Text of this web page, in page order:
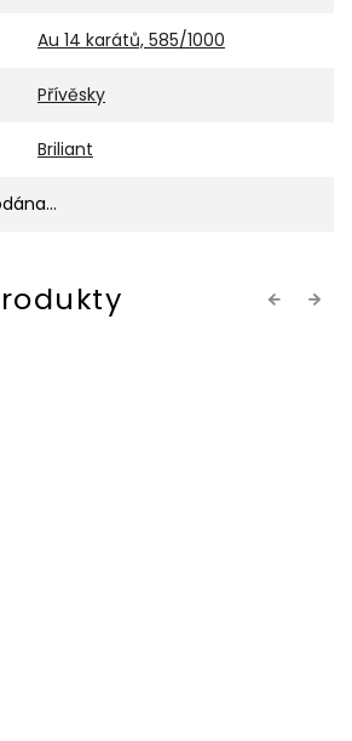
Au 14 karátů, 585/1000
Přívěsky
Briliant
Previous
Next